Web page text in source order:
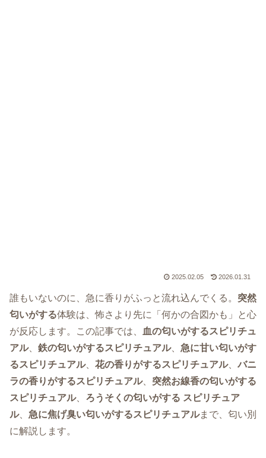
2025.02.05 2026.01.31
誰もいないのに、急に香りがふっと流れ込んでくる。 突然
匂いがする体験は、怖さより先に「何かの合図かも」と心
が反応します。この記事では、
血の匂いがするスピリチュ
アル、 鉄の匂いがするスピリチュアル、 急に甘い匂いがす
るスピリチュアル、 花の香りがするスピリチュアル、 バニ
ラの香りがするスピリチュアル、 突然お線香の匂いがする
スピリチュアル、 ろうそくの匂いがする スピリチュア
ル、 急に焦げ臭い匂いがするスピリチュアルまで、匂い別
に解説します。